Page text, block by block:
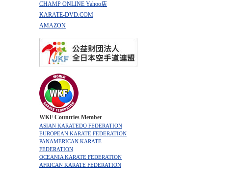
CHAMP ONLINE Yahoo店
KARATE-DVD.COM
AMAZON
WKF Countries Member
ASIAN KARATEDO FEDERATION
EUROPEAN KARATE FEDERATION
PANAMERICAN KARATE
FEDERATION
OCEANIA KARATE FEDERATION
AFRICAN KARATE FEDERATION